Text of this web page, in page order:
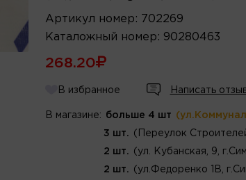
Артикул номер : 702269
Каталожный номер : 90280463
268.20
В избранное Написать
В магазине: больше 4 шт
3 шт. (Переулок
2 шт. (ул. Кубанская, 9,
2 шт. (ул.Федоренко 1В,